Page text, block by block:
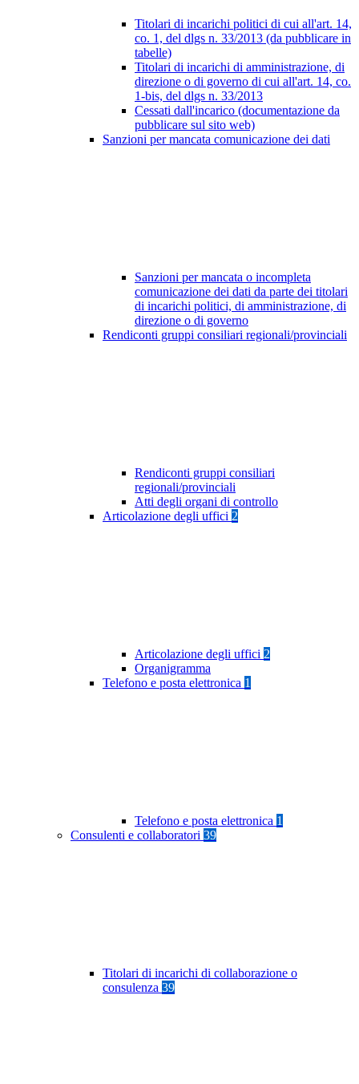
Titolari di incarichi politici di cui all'art. 14,
co. 1, del dlgs n. 33/2013 (da pubblicare in
tabelle)
Titolari di incarichi di amministrazione, di
direzione o di governo di cui all'art. 14, co.
1-bis, del dlgs n. 33/2013
Cessati dall'incarico (documentazione da
pubblicare sul sito web)
Sanzioni per mancata comunicazione dei dati
Sanzioni per mancata o incompleta
comunicazione dei dati da parte dei titolari
di incarichi politici, di amministrazione, di
direzione o di governo
Rendiconti gruppi consiliari regionali/provinciali
Rendiconti gruppi consiliari
regionali/provinciali
Atti degli organi di controllo
Articolazione degli uffici 2
Articolazione degli uffici 2
Organigramma
Telefono e posta elettronica 1
Telefono e posta elettronica 1
Consulenti e collaboratori 39
Titolari di incarichi di collaborazione o
consulenza 39